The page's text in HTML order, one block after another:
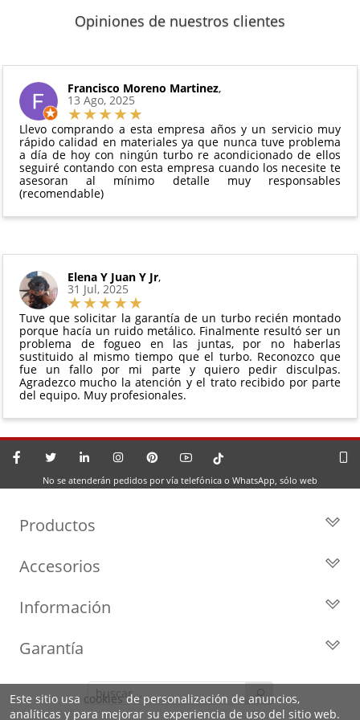
Los plazos pueden variar según el destino y la
disponibilidad del producto.
(excepto los indicados a continuación).
6 meses de garantía
y compresores de aire acondicionado.
Todas nuestras garantías cumplen con la legislación
vigente. Consulta nuestras
para más información.
pedido.
14 días naturales desde la fecha de entrega.
El productono debe haber sido montado ni
manipulado
Debe devolverse en su
perfectas condiciones
Opiniones de nuestros clientes
Francisco Moreno Martinez,
13 Ago, 2025
Llevo comprando a esta empresa años y un servicio muy
rápido calidad en materiales ya que nunca tuve problema
a día de hoy con ningún turbo re acondicionado de ellos
seguiré contando con esta empresa cuando los necesite te
asesoran al mínimo detalle muy responsables
(recomendable)
Elena Y Juan Y Jr,
31 Jul, 2025
Tuve que solicitar la garantía de un turbo recién montado
porque hacía un ruido metálico. Finalmente resultó ser un
problema de fogueo en las juntas, por no haberlas
sustituido al mismo tiempo que el turbo. Reconozco que
fue un fallo por mi parte y quiero pedir disculpas.
Agradezco mucho la atención y el trato recibido por parte
del equipo. Muy profesionales.
No se atenderán pedidos por vía telefónica o WhatsApp, sólo web
Productos
Turbos por Marca
Cartuchos
Accesorios
Geometrías
Kits de Juntas
Motores de arranque
Información
Privacidad y Aviso Legal
Preguntas Frecuentes
Identifica tu turbo
Garantía
Líderes en el sector
Este sitio usa cookiesde personalización de anuncios,
analíticas y para mejorar su experiencia de uso del sitio web.